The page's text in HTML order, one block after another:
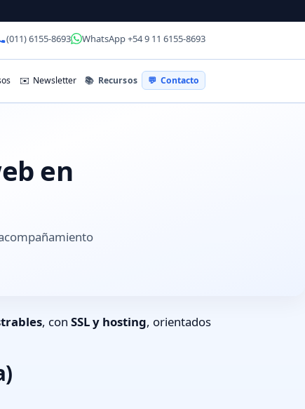
(011) 6155-8693 WhatsApp +54 9 11 6155-8693
✉️ Newsletter 📚 Recursos 💬 Contacto
en
, con SSL y hosting, orientados